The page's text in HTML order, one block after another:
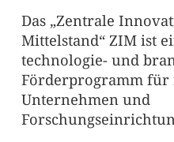
Das „Zentrale
Mittelstand“ ZIM ist
technologie- und
Förderprogramm für
Unternehmen und